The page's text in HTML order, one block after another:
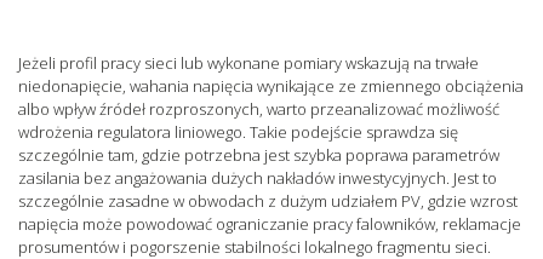
Jeżeli profil pracy sieci lub wykonane pomiary wskazują na trwałe
niedonapięcie, wahania napięcia wynikające ze zmiennego obciążenia
albo wpływ źródeł rozproszonych, warto przeanalizować możliwość
wdrożenia regulatora liniowego. Takie podejście sprawdza się
szczególnie tam, gdzie potrzebna jest szybka poprawa parametrów
zasilania bez angażowania dużych nakładów inwestycyjnych. Jest to
szczególnie zasadne w obwodach z dużym udziałem PV, gdzie wzrost
napięcia może powodować ograniczanie pracy falowników, reklamacje
prosumentów i pogorszenie stabilności lokalnego fragmentu sieci.